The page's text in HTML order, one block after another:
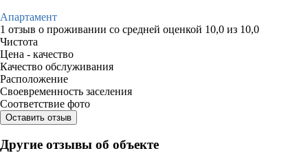
Апартамент
1 отзыв о проживании со средней оценкой 10,0 из 10,0
Чистота
Цена - качество
Качество обслуживания
Расположение
Своевременность заселения
Соответствие фото
Оставить отзыв
Другие отзывы об объекте